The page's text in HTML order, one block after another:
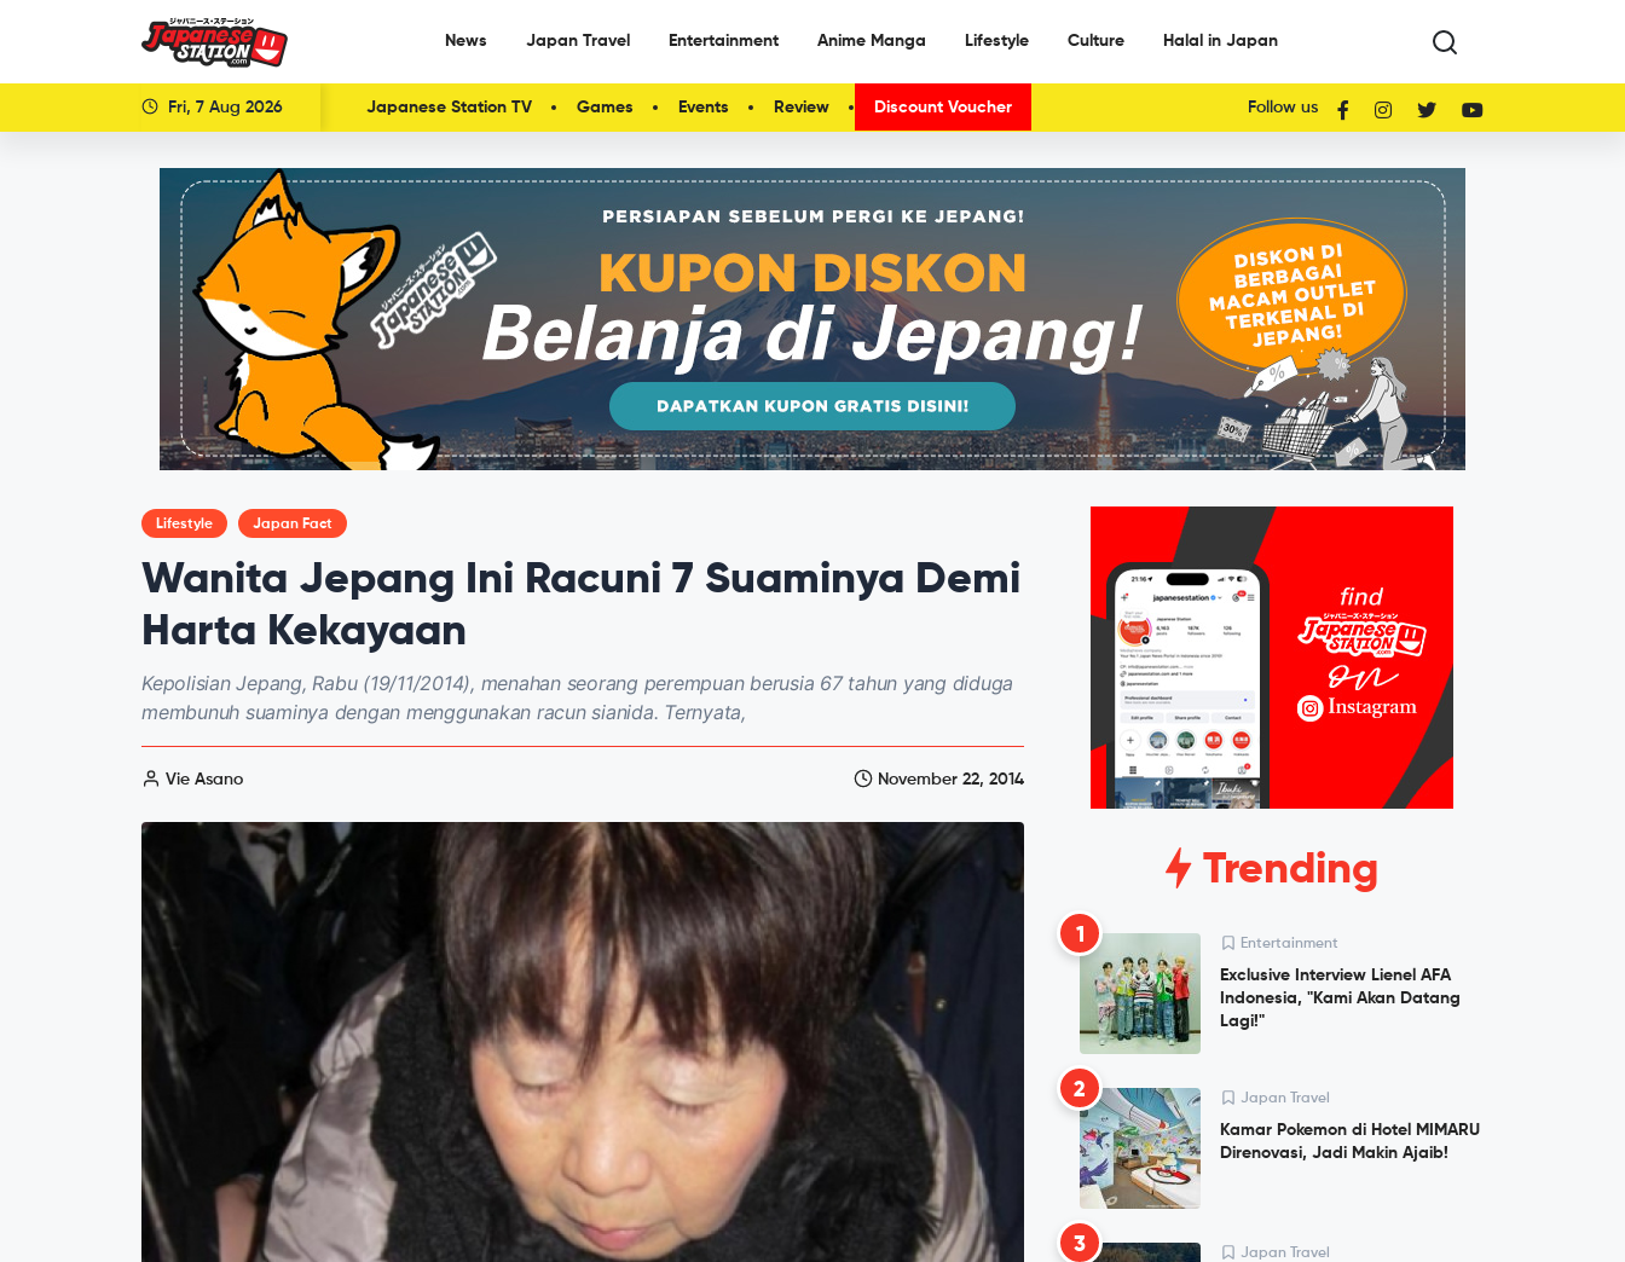
News Japan Travel Entertainment Anime Manga Lifestyle Culture Halal in Japan
Fri, 7 Aug 2026 Japanese Station TV Games Events Review Discount Voucher Follow us
Lifestyle Japan Fact
Wanita Jepang Ini Racuni 7 Suaminya Demi
Harta Kekayaan
Kepolisian Jepang, Rabu (19/11/2014), menahan seorang perempuan berusia 67 tahun yang diduga
membunuh suaminya dengan menggunakan racun sianida. Ternyata,
Vie Asano November 22, 2014
Trending
1 Entertainment
Exclusive Interview Lienel AFA
Indonesia, "Kami Akan Datang
Lagi!"
2 Japan Travel
Kamar Pokemon di Hotel MIMARU
Direnovasi, Jadi Makin Ajaib!
3 Japan Travel